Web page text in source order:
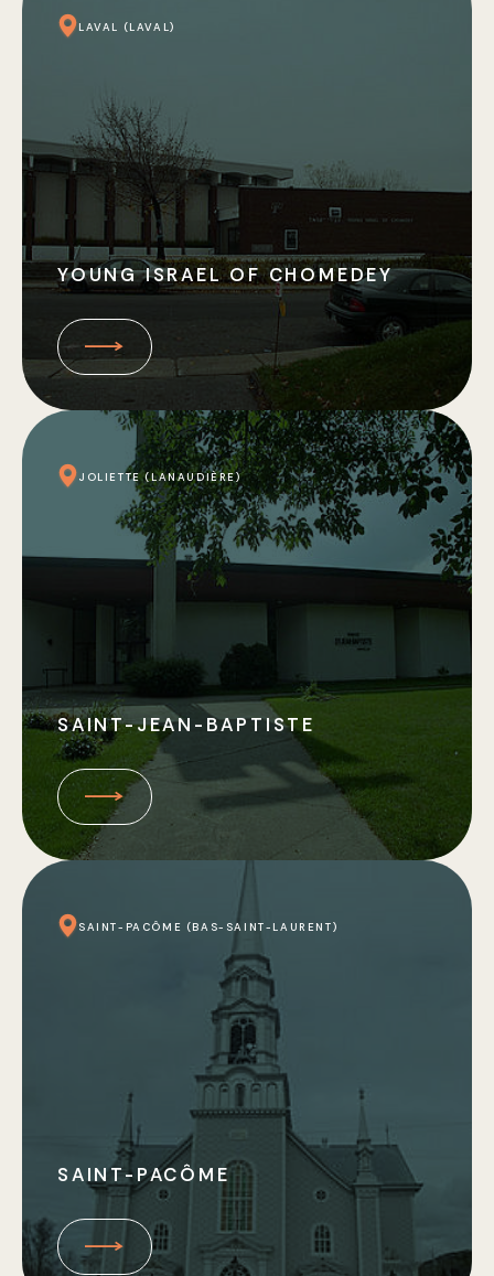
LAVAL (LAVAL)
YOUNG ISRAEL OF CHOMEDEY
JOLIETTE (LANAUDIÈRE)
SAINT-JEAN-BAPTISTE
SAINT-PACÔME (BAS-SAINT-LAURENT)
SAINT-PACÔME